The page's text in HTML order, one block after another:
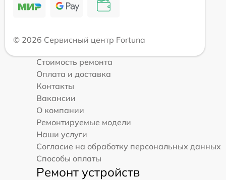
© 2026 Сервисный центр Fortuna
Стоимость ремонта
Оплата и доставка
Контакты
Вакансии
О компании
Ремонтируемые модели
Наши услуги
Согласие на обработку персональных данных
Способы оплаты
Ремонт устройств